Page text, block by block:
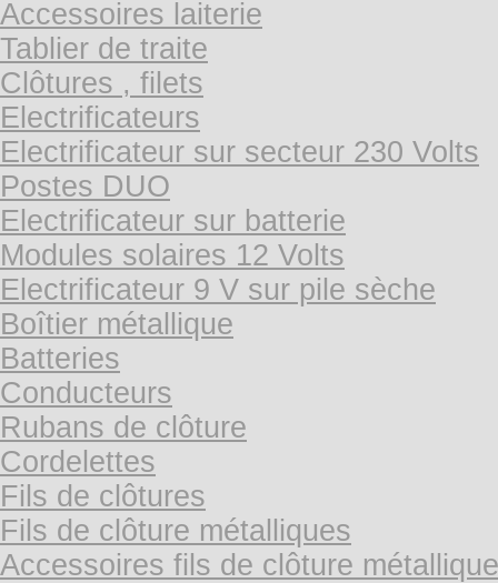
Accessoires laiterie
Tablier de traite
Clôtures , filets
Electrificateurs
Electrificateur sur secteur 230 Volts
Postes DUO
Electrificateur sur batterie
Modules solaires 12 Volts
Electrificateur 9 V sur pile sèche
Boîtier métallique
Batteries
Conducteurs
Rubans de clôture
Cordelettes
Fils de clôtures
Fils de clôture métalliques
Accessoires fils de clôture